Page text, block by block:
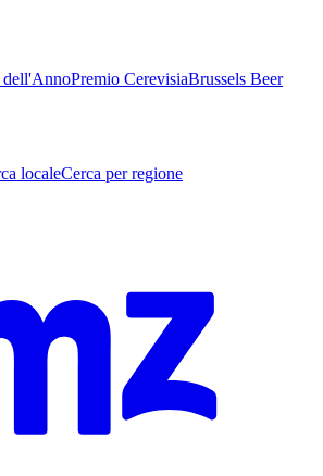
Premio CerevisiaBrussels Beer
localeCerca per regione